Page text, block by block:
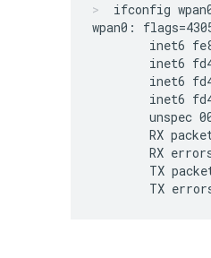
ifconfig
wpan0:
inet6
inet6
inet6
inet6
unspec
RX
RX
TX